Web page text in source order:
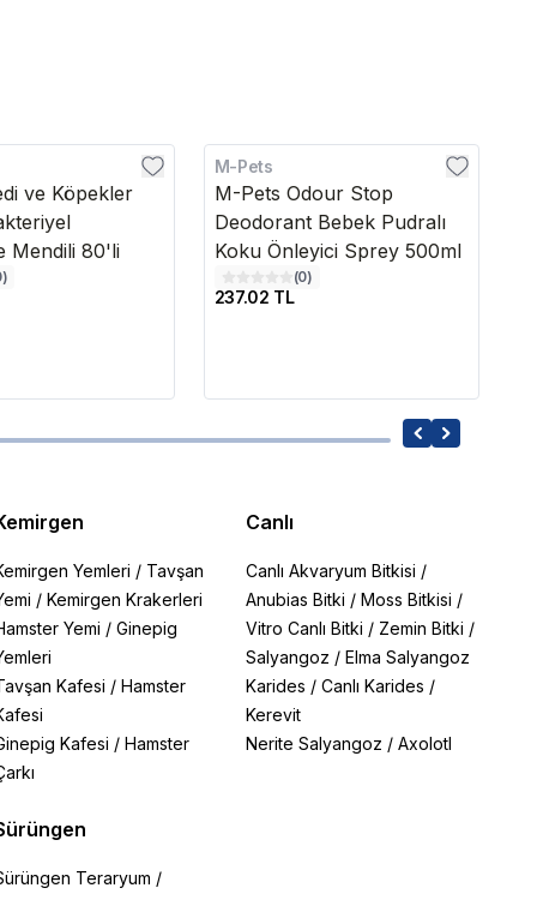
ve Köpekler
Mendili 80'li
)
M-Pets
M-Pets Odour Stop
Deodorant Bebek Pudralı
Koku Önleyici Sprey 500ml
(0)
237.02 TL
Yemleri / Tavşan
/ Kemirgen Krakerleri
Yemi / Ginepig
Kafesi / Hamster
Kafesi / Hamster
Teraryum /
Canlı
Canlı Akvaryum Bitkisi /
Anubias Bitki /Moss Bitkisi /
Vitro Canlı Bitki / Zemin Bitki /
Salyangoz /Elma Salyangoz
Karides /Canlı Karides /
Kerevit
Nerite Salyangoz /Axolotl